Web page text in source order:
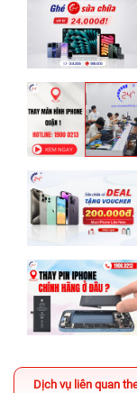
Dịch vụ liên quan